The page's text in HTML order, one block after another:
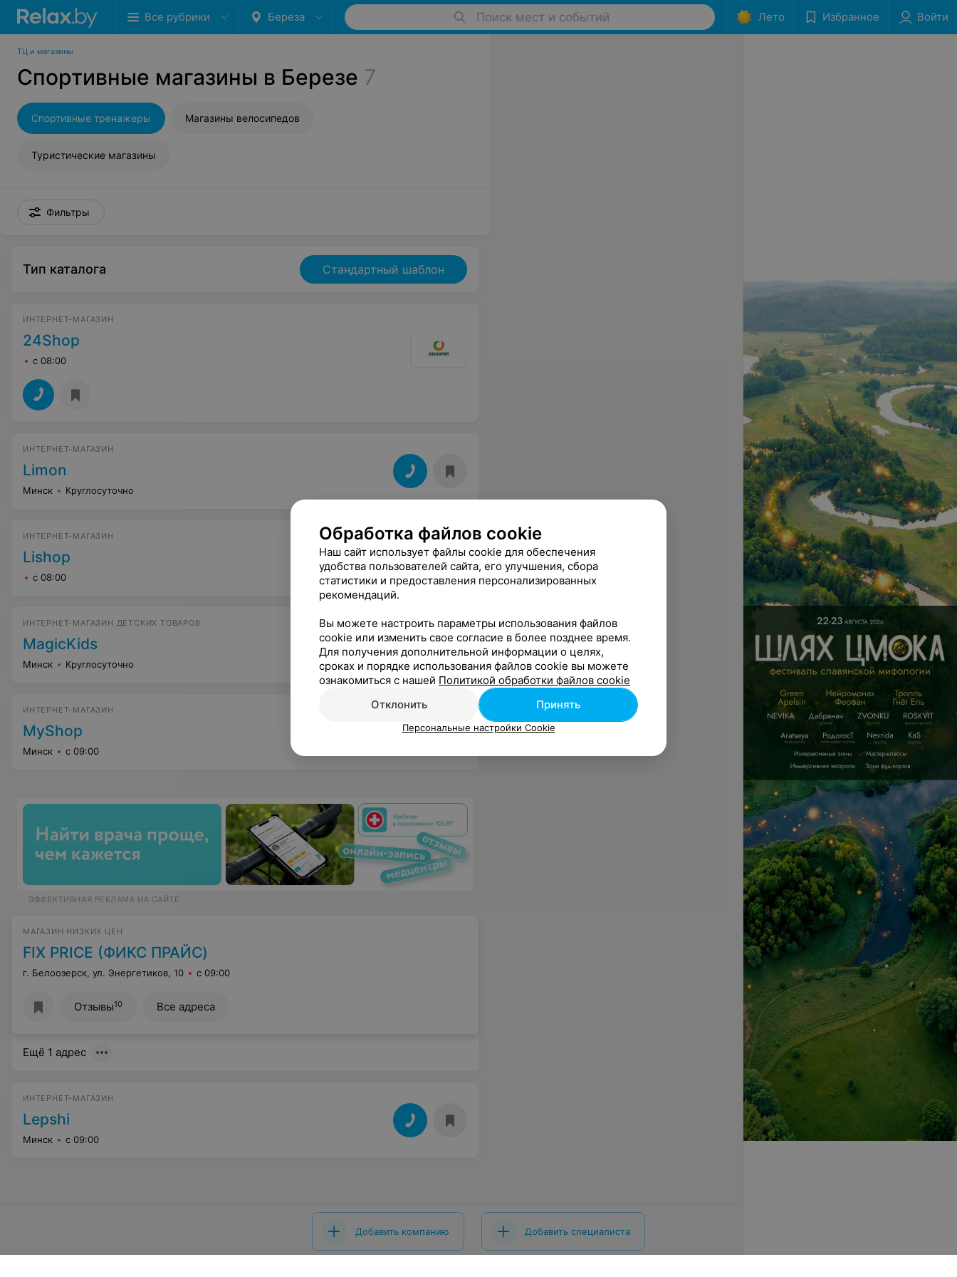
Все рубрики Береза Поиск мест и событий Лето Избранное Войти
ТЦ и магазины
Спортивные магазины в Березе 7
Спортивные тренажеры Магазины велосипедов
Туристические магазины
Фильтры
Тип каталога Стандартный шаблон
ИНТЕРНЕТ-МАГАЗИН
24Shop
с 08:00
ИНТЕРНЕТ-МАГАЗИН
Limon
Минск Круглосуточно
ИНТЕРНЕТ-МАГАЗИН
Lishop
с 08:00
ИНТЕРНЕТ-МАГАЗИН ДЕТСКИХ ТОВАРОВ
MagicKids
Минск Круглосуточно
ИНТЕРНЕТ-МАГАЗИН
MyShop
Минск с 09:00
ЭФФЕКТИВНАЯ РЕКЛАМА НА САЙТЕ
МАГАЗИН НИЗКИХ ЦЕН
FIX PRICE (ФИКС ПРАЙС)
г. Белоозерск, ул. Энергетиков, 10 с 09:00
Отзывы10 Все адреса
Ещё 1 адрес
ИНТЕРНЕТ-МАГАЗИН
Lepshi
Минск с 09:00
Добавить компанию Добавить специалиста
Обработка файлов cookie
Наш сайт использует файлы cookie для обеспечения
удобства пользователей сайта, его улучшения, сбора
статистики и предоставления персонализированных
рекомендаций.
Вы можете настроить параметры использования файлов
cookie или изменить свое согласие в более позднее время.
Для получения дополнительной информации о целях,
сроках и порядке использования файлов cookie вы можете
ознакомиться с нашей Политикой обработки файлов cookie
Отклонить
Принять
Персональные настройки Cookie